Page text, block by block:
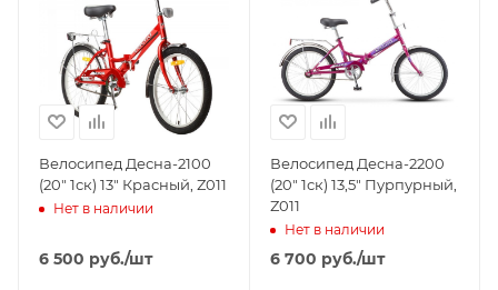
Велосипед Десна-2100
(20" 1ск) 13" Красный, Z011
Нет в наличии
6 500 руб./шт
Велосипед Десна-2200
(20" 1ск) 13,5" Пурпурный,
Z011
Нет в наличии
6 700 руб./шт